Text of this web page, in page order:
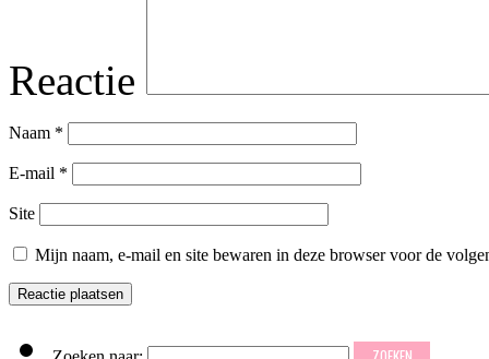
Reactie
Naam *
E-mail *
Site
Mijn naam, e-mail en site bewaren in deze browser voor de